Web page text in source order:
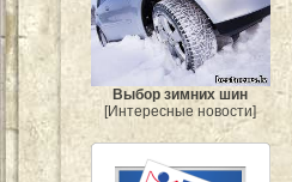
Выбор зимних шин
[Интересные новости]